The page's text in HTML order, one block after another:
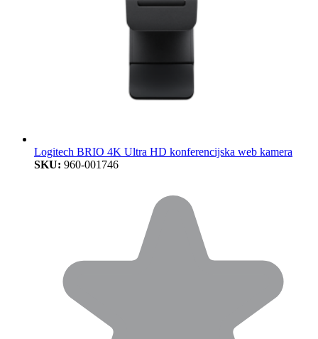
Logitech BRIO 4K Ultra HD konferencijska web kamera
SKU: 960-001746